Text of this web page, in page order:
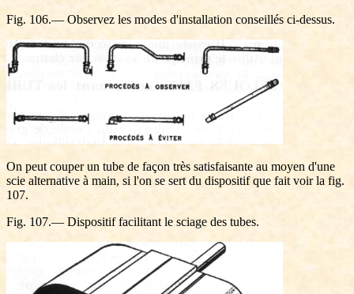
Fig. 106.— Observez les modes d'installation conseillés ci-dessus.
On peut couper un tube de façon très satisfaisante au moyen d'une
scie alternative à main, si l'on se sert du dispositif que fait voir la fig.
107.
Fig. 107.— Dispositif facilitant le sciage des tubes.